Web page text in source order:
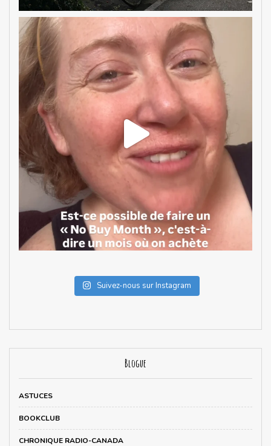
Suivez-nous sur Instagram
Blogue
ASTUCES
BOOKCLUB
CHRONIQUE RADIO-CANADA